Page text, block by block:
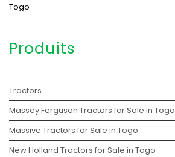
Togo
Produits
Tractors
Massey Ferguson Tractors for Sale in Togo
Massive Tractors for Sale in Togo
New Holland Tractors for Sale in Togo